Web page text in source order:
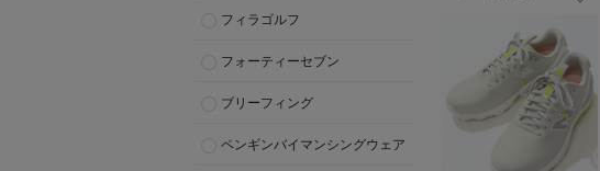
フィラゴルフ
フォーティーセブン
ブリーフィング
ペンギンバイマンシングウェア